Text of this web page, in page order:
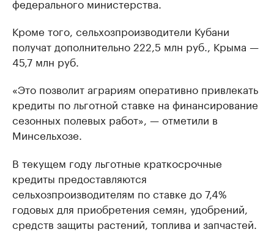
Кроме того, сельхозпроизводители Кубани
получат дополнительно 222,5 млн руб., Крыма —
45,7 млн руб.
«Это позволит аграриям оперативно привлекать
кредиты по льготной ставке на финансирование
сезонных полевых работ», — отметили в
Минсельхозе.
В текущем году льготные краткосрочные
кредиты предоставляются
сельхозпроизводителям по ставке до 7,4%
годовых для приобретения семян, удобрений,
средств защиты растений, топлива и запчастей.